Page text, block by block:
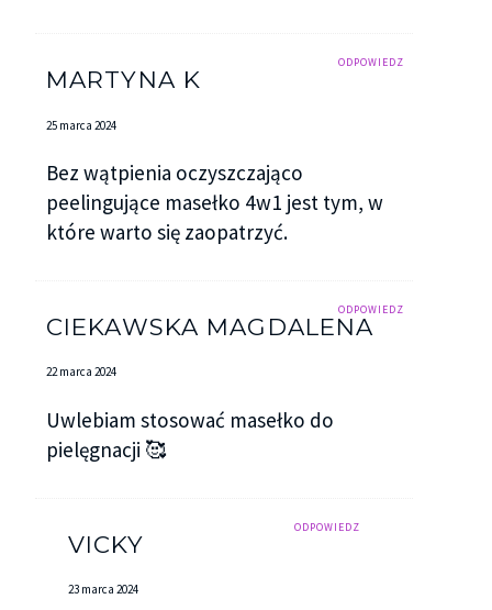
ODPOWIEDZ
MARTYNA K
25 marca 2024
Bez wątpienia oczyszczająco
peelingujące masełko 4w1 jest tym, w
które warto się zaopatrzyć.
ODPOWIEDZ
CIEKAWSKA MAGDALENA
22 marca 2024
Uwlebiam stosować masełko do
pielęgnacji 🥰
ODPOWIEDZ
VICKY
23 marca 2024